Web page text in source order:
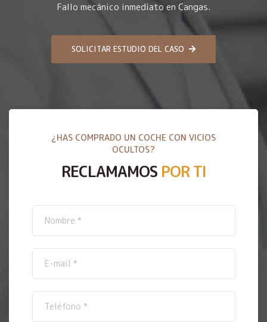
Fallo mecánico inmediato en Cangas.
SOLICITAR ESTUDIO DEL CASO
¿HAS COMPRADO UN COCHE CON VICIOS
OCULTOS?
RECLAMAMOS POR TI